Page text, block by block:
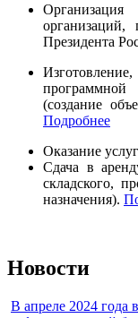
организаций,
Президента
программной
(создание
Подробнее
Оказание
Сдача в
складского,
назначения).
Новости
В апреле 2024